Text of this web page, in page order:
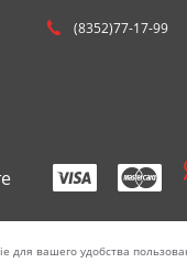
для вашего удобства
(8352)77-17-99